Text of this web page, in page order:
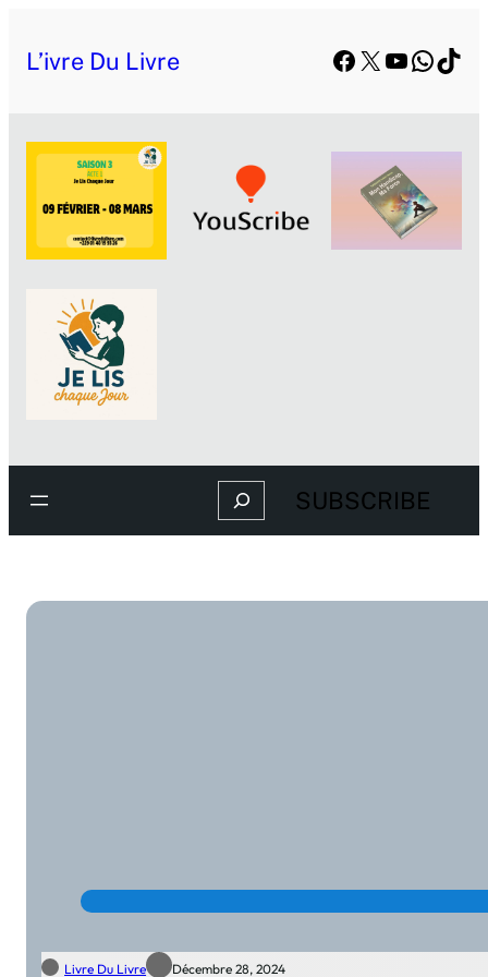
L’ivre Du Livre Facebook
X YouTube
Search SUBSCRIBE
Livre Du Livre Décembre 28, 2024